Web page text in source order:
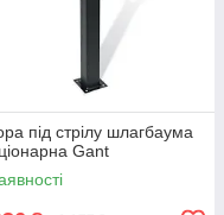
під стрілу шлагбаума
Gant